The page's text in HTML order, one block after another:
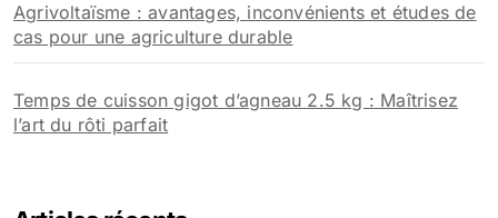
Agrivoltaïsme : avantages, inconvénients et études de
cas pour une agriculture durable
Temps de cuisson gigot d’agneau 2.5 kg : Maîtrisez
l’art du rôti parfait